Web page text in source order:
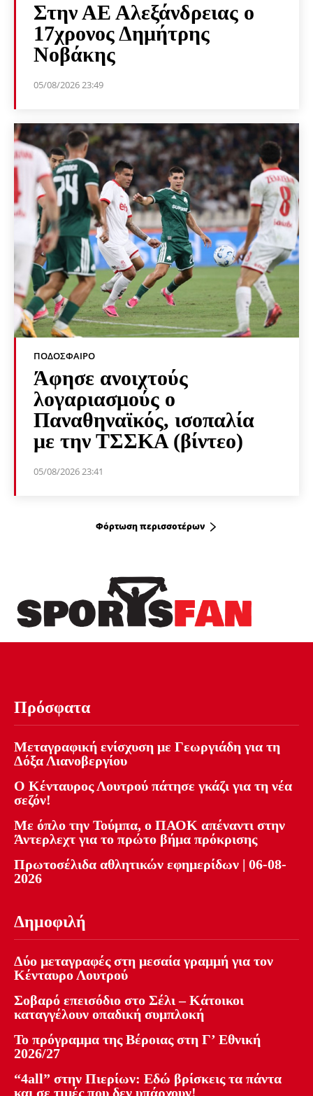
Στην ΑΕ Αλεξάνδρειας ο
17χρονος Δημήτρης
Νοβάκης
05/08/2026 23:49
ΠΟΔΌΣΦΑΙΡΟ
Άφησε ανοιχτούς
λογαριασμούς ο
Παναθηναϊκός, ισοπαλία
με την ΤΣΣΚΑ (βίντεο)
05/08/2026 23:41
Φόρτωση περισσοτέρων
Πρόσφατα
Μεταγραφική ενίσχυση με Γεωργιάδη για τη
Δόξα Λιανοβεργίου
Ο Κένταυρος Λουτρού πάτησε γκάζι για τη νέα
σεζόν!
Με όπλο την Τούμπα, ο ΠΑΟΚ απέναντι στην
Άντερλεχτ για το πρώτο βήμα πρόκρισης
Πρωτοσέλιδα αθλητικών εφημερίδων | 06-08-
2026
Δημοφιλή
Δύο μεταγραφές στη μεσαία γραμμή για τον
Κένταυρο Λουτρού
Σοβαρό επεισόδιο στο Σέλι – Κάτοικοι
καταγγέλουν οπαδική συμπλοκή
Το πρόγραμμα της Βέροιας στη Γ’ Εθνική
2026/27
“4all” στην Πιερίων: Εδώ βρίσκεις τα πάντα
και σε τιμές που δεν υπάρχουν!